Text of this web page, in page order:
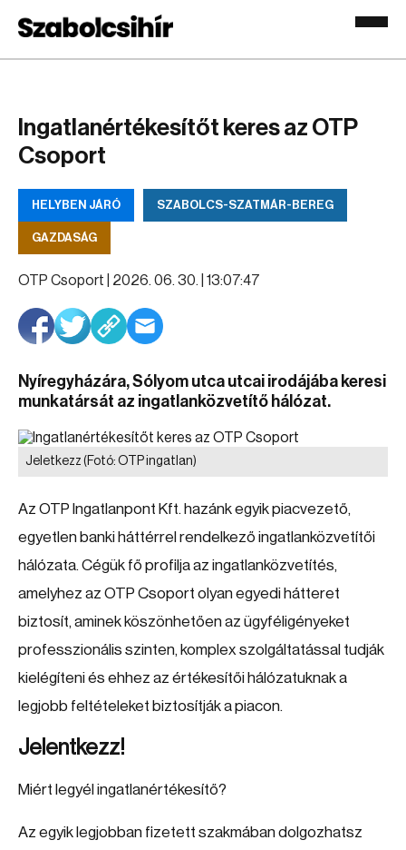
Ingatlanértékesítőt keres az OTP
Csoport
HELYBEN JÁRÓ SZABOLCS-SZATMÁR-BEREG
GAZDASÁG
OTP Csoport | 2026. 06. 30. | 13:07:47
Nyíregyházára, Sólyom utca utcai irodájába keresi
munkatársát az ingatlanközvetítő hálózat.
Jeletkezz (Fotó: OTP ingatlan)
Az OTP Ingatlanpont Kft. hazánk egyik piacvezető,
egyetlen banki háttérrel rendelkező ingatlanközvetítői
hálózata. Cégük fő profilja az ingatlanközvetítés,
amelyhez az OTP Csoport olyan egyedi hátteret
biztosít, aminek köszönhetően az ügyféligényeket
professzionális szinten, komplex szolgáltatással tudják
kielégíteni és ehhez az értékesítői hálózatuknak a
legjobb feltételeket biztosítják a piacon.
Jelentkezz!
Miért legyél ingatlanértékesítő?
Az egyik legjobban fizetett szakmában dolgozhatsz